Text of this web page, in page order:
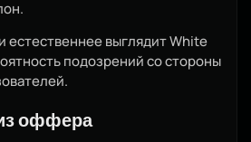
естественнее выглядит White
подозрений со стороны
оффера